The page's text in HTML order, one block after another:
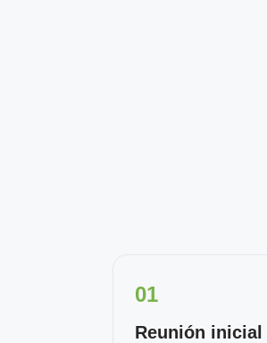
01
Reunión inicial